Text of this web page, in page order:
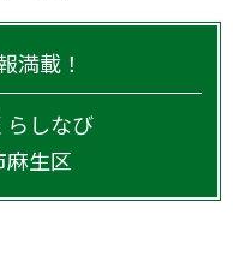
満載！
らしなび
麻生区